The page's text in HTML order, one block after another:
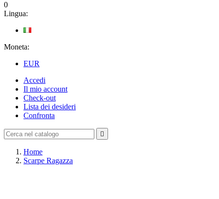
0
Lingua:
Moneta:
EUR
Accedi
Il mio account
Check-out
Lista dei desideri
Confronta

Home
Scarpe Ragazza